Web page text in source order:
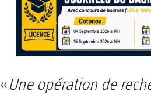
«Une opération de